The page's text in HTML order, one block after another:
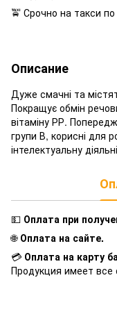
🚖 Срочно на такси
Описание
Дуже смачні та
Покращує обмін
вітаміну РР.
групи В, корисні для
інтелектуальну
💵 Оплата при
🌐 Оплата на сайте.
💳 Оплата на карту
Продукция имеет